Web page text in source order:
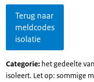
Terug naar
meldcodes
isolatie
Categorie: het gedeelte
isoleert. Let op: sommige